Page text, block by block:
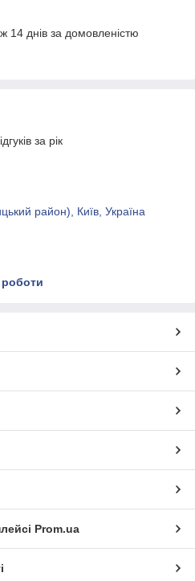
14 днів за домовленістю
за рік
район), Київ, Україна
роботи
Prom.ua